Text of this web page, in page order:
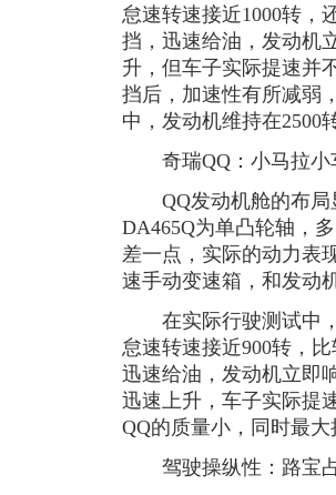
怠速转速接近1000转，
挡，迅速给油，发动机
升，但车子实际提速并
挡后，加速性有所减弱
中，发动机维持在2500
奇瑞QQ：小马拉小
QQ发动机舱的布局
DA465Q为单凸轮轴，
差一点，实际的动力表
速手动变速箱，和发动
在实际行驶测试中，
怠速转速接近900转，
迅速给油，发动机立即
迅速上升，车子实际提
QQ的质量小，同时最
驾驶操纵性：路宝